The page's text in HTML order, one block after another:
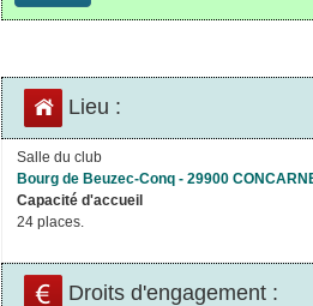
Lieu :
Salle du club
Bourg de Beuzec-Conq - 29900
Capacité d'accueil
24 places.
Droits d'engagement :